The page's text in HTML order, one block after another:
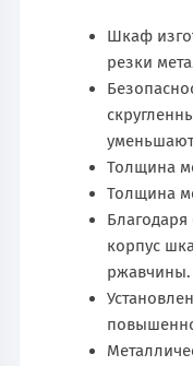
Шкаф
резки
Толщина
Толщина
корпус
ржавчины.